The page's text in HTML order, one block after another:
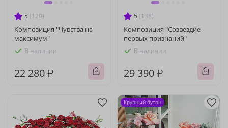
5 (120)
Композиция "Чувства на
максимум"
В наличии
22 280 ₽
5 (138)
Композиция "Созвездие
первых признаний"
В наличии
29 390 ₽
Крупный бутон